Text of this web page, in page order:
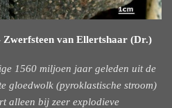
Zwerfsteen van Ellertshaar (Dr.)
1560 miljoen jaar geleden uit de
gloedwolk (pyroklastische stroom)
alleen bij zeer explodieve